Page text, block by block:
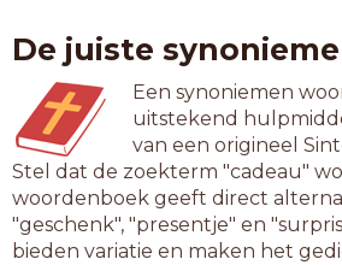
De juiste
Een synoniemen
uitstekend
van een origineel
Stel dat de zoekterm "cadeau"
woordenboek geeft direct
"geschenk", "presentje" en
bieden variatie en maken het